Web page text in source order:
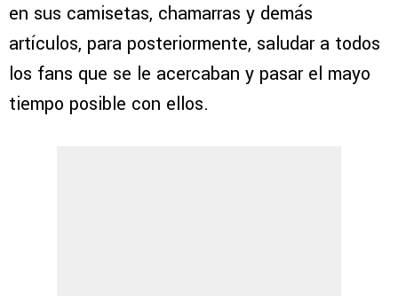
en sus camisetas, chamarras y demás
artículos, para posteriormente, saludar a todos
los fans que se le acercaban y pasar el mayo
tiempo posible con ellos.